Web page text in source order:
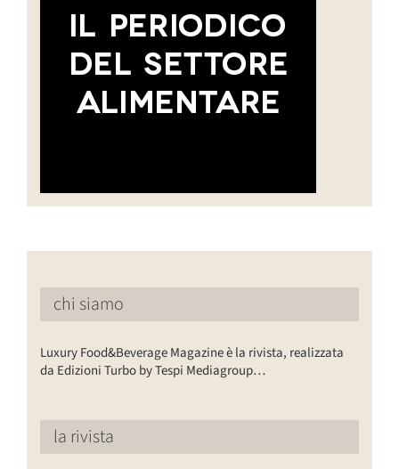
chi siamo
Luxury Food&Beverage Magazine è la rivista, realizzata
da Edizioni Turbo by Tespi Mediagroup…
la rivista